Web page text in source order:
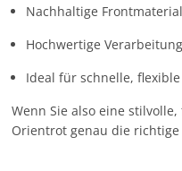
Nachhaltige
Hochwertige
Ideal für schnelle,
Wenn Sie also eine
Orientrot genau die